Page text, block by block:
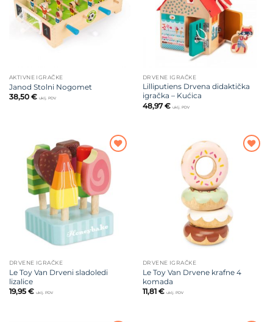
AKTIVNE IGRAČKE
Janod Stolni Nogomet
38,50 € uklj. PDV
DRVENE IGRAČKE
Lilliputiens Drvena didaktička
igračka – Kućica
48,97€ uklj. PDV
Dodajte
na listu
DRVENE IGRAČKE
Le Toy Van Drveni sladoledi
lizalice
19,95 € uklj. PDV
DRVENE IGRAČKE
Le Toy Van Drvene krafne 4
komada
11,81 € uklj. PDV